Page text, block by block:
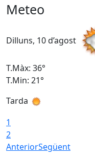
Meteo
Dilluns, 10 d’agost
T.Màx: 36°
T.Min: 21°
Tarda
1
2
AnteriorSegüent